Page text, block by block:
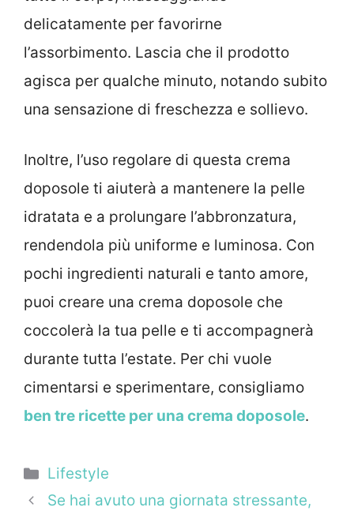
delicatamente per favorirne
l’assorbimento. Lascia che il prodotto
agisca per qualche minuto, notando subito
una sensazione di freschezza e sollievo.
Inoltre, l’uso regolare di questa crema
doposole ti aiuterà a mantenere la pelle
idratata e a prolungare l’abbronzatura,
rendendola più uniforme e luminosa. Con
pochi ingredienti naturali e tanto amore,
puoi creare una crema doposole che
coccolerà la tua pelle e ti accompagnerà
durante tutta l’estate. Per chi vuole
cimentarsi e sperimentare, consigliamo
ben tre ricette per una crema doposole.
Categorie
Lifestyle
Se hai avuto una giornata stressante,